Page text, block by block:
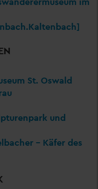
St. Oswald
und
– Käfer des